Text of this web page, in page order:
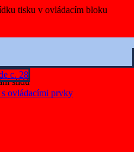
slidů
s ovládacími prvky